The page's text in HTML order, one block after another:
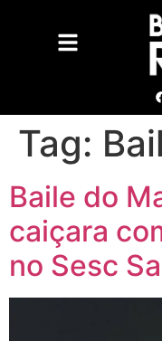
Tag:
Baile do
caiçara
no Sesc